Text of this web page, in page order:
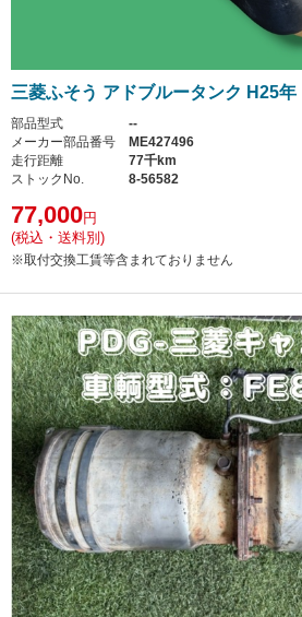
三菱ふそう アドブルータンク H25年
部品型式
--
メーカー部品番号
ME427496
走行距離
77千km
ストックNo.
8-56582
77,000円
(税込・送料別)
※取付交換工賃等含まれておりません